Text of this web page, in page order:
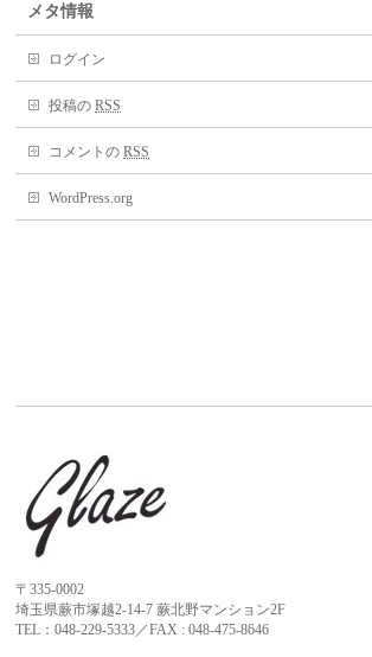
メタ情報
ログイン
投稿のRSS
コメントのRSS
WordPress.org
〒335-0002
埼玉県蕨市塚越2-14-7 蕨北野マンション2F
TEL：048-229-5333／FAX : 048-475-8646